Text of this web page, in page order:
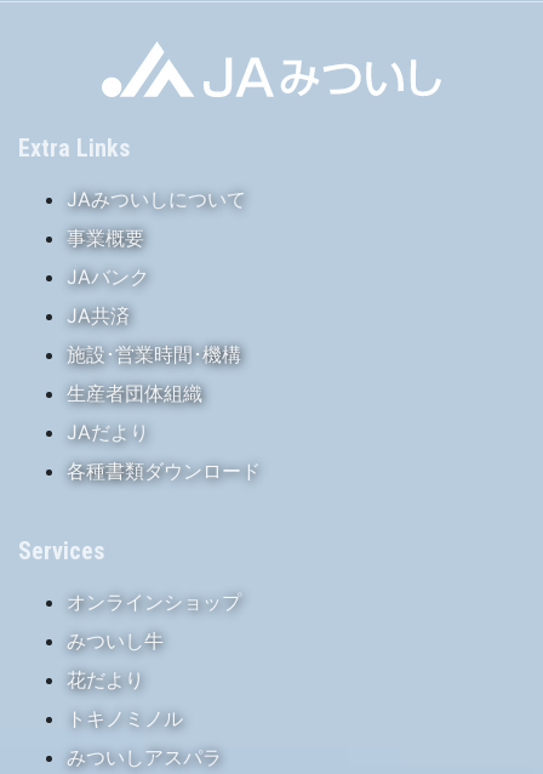
Extra Links
JAみついしについて
事業概要
JAバンク
JA共済
施設･営業時間･機構
生産者団体組織
JAだより
各種書類ダウンロード
Services
オンラインショップ
みついし牛
花だより
トキノミノル
みついしアスパラ